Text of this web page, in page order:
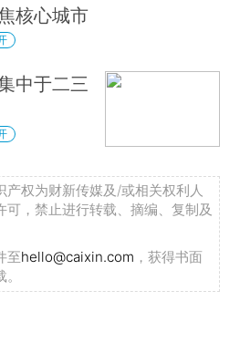
核心城市
中于二三
产权为财新传媒及/或相关权利人
可，禁止进行转载、摘编、复制及
至hello@caixin.com ，获得书面